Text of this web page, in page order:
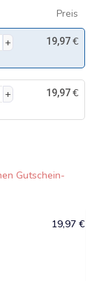
Preis
19,97€
19,97€
Gutschein-
19,97 €